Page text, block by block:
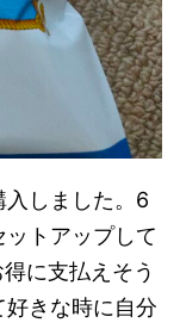
入しました。6
トアップして
に支払えそう
きな時に自分